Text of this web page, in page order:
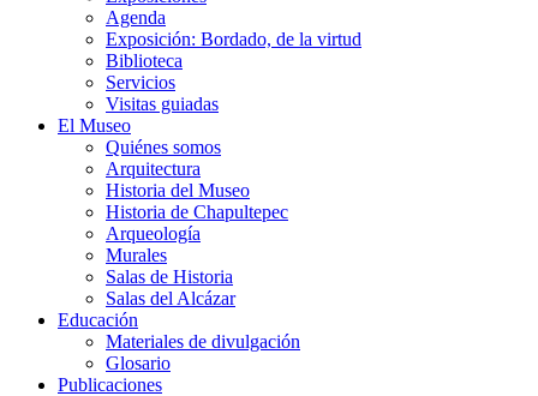
Agenda
Exposición: Bordado, de la virtud
Biblioteca
Servicios
Visitas guiadas
El Museo
Quiénes somos
Arquitectura
Historia del Museo
Historia de Chapultepec
Arqueología
Murales
Salas de Historia
Salas del Alcázar
Educación
Materiales de divulgación
Glosario
Publicaciones